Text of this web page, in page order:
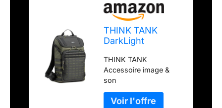
THINK TANK
DarkLight
montane Green
THINK TANK
Accessoire image &
son